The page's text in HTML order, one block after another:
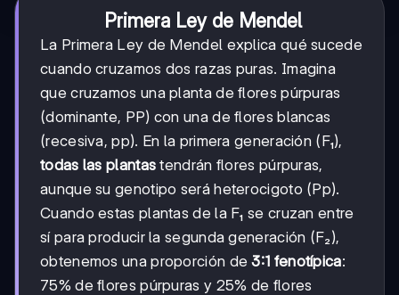
Primera Ley de Mendel
La Primera Ley de Mendel explica qué sucede
cuando cruzamos dos razas puras. Imagina
que cruzamos una planta de flores púrpuras
(dominante, PP) con una de flores blancas
(recesiva, pp). En la primera generación (F₁),
todas las plantas tendrán flores púrpuras,
aunque su genotipo será heterocigoto (Pp).
Cuando estas plantas de la F₁ se cruzan entre
sí para producir la segunda generación (F₂),
obtenemos una proporción de3:1 fenotípica:
75% de flores púrpuras y 25% de flores